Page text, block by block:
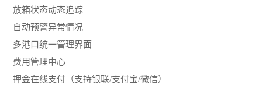
放箱状态动态追踪
自动预警异常情况
多港口统一管理界面
费用管理中心
押金在线支付（支持银联/支付宝/微信）